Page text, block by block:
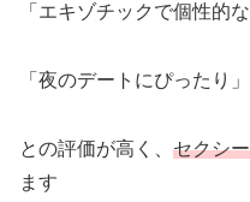
「エキゾチックで個性的
「夜のデートにぴったり」
との評価が高く、 セクシ
ます